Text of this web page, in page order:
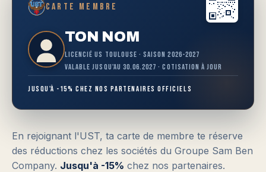
Carte membre
TON NOM
Licencié US Toulouse · Saison 2026-2027
Valable jusqu'au 30.06.2027 · Cotisation à jour
Jusqu'à -15% chez nos partenaires officiels
En rejoignant l'UST, ta carte de membre te réserve
des réductions chez les sociétés du Groupe Sam Ben
Company. Jusqu'à -15% chez nos partenaires.